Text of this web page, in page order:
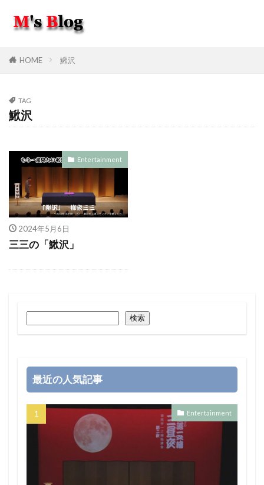
HOME 鰍沢
TAG
鰍沢
Entertainment
2024年5月6日
三三の「鰍沢」
検索
最近の人気記事
Entertainment